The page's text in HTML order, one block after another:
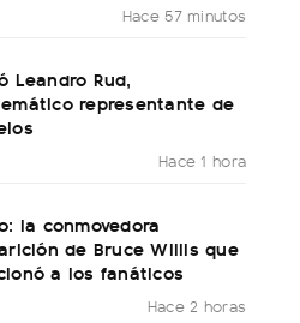
Hace 57 minutos
Leandro Rud,
representante de
Hace 1 hora
la conmovedora
de Bruce Willis que
a los fanáticos
Hace 2 horas